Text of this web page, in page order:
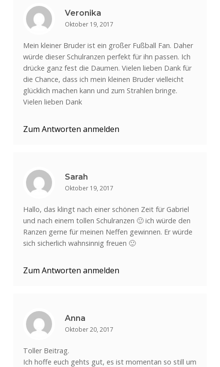
Veronika
Oktober 19, 2017
Mein kleiner Bruder ist ein großer Fußball Fan. Daher
würde dieser Schulranzen perfekt für ihn passen. Ich
drücke ganz fest die Daumen. Vielen lieben Dank für
die Chance, dass ich mein kleinen Bruder vielleicht
glücklich machen kann und zum Strahlen bringe.
Vielen lieben Dank
Zum Antworten anmelden
Sarah
Oktober 19, 2017
Hallo, das klingt nach einer schönen Zeit für Gabriel
und nach einem tollen Schulranzen 🙂 ich würde den
Ranzen gerne für meinen Neffen gewinnen. Er würde
sich sicherlich wahnsinnig freuen 🙂
Zum Antworten anmelden
Anna
Oktober 20, 2017
Toller Beitrag.
Ich hoffe euch gehts gut, es ist momentan so still um